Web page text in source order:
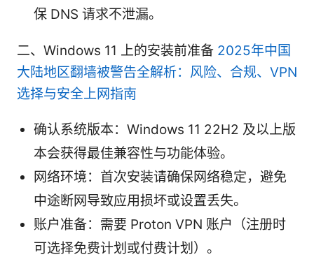
保 DNS 请求不泄漏。
二、Windows 11 上的安装前准备 2025年中国
大陆地区翻墙被警告全解析：风险、合规、VPN
选择与安全上网指南
确认系统版本：Windows 11 22H2 及以上版
本会获得最佳兼容性与功能体验。
网络环境：首次安装请确保网络稳定，避免
中途断网导致应用损坏或设置丢失。
账户准备：需要 Proton VPN 账户（注册时
可选择免费计划或付费计划）。